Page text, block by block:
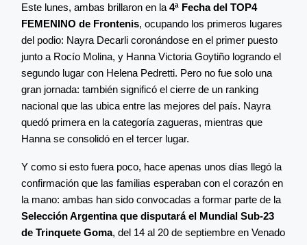
Este lunes, ambas brillaron en la 4ª Fecha del TOP4
FEMENINO de Frontenis, ocupando los primeros lugares
del podio: Nayra Decarli coronándose en el primer puesto
junto a Rocío Molina, y Hanna Victoria Goytiño logrando el
segundo lugar con Helena Pedretti. Pero no fue solo una
gran jornada: también significó el cierre de un ranking
nacional que las ubica entre las mejores del país. Nayra
quedó primera en la categoría zagueras, mientras que
Hanna se consolidó en el tercer lugar.
Y como si esto fuera poco, hace apenas unos días llegó la
confirmación que las familias esperaban con el corazón en
la mano: ambas han sido convocadas a formar parte de la
Selección Argentina que disputará el Mundial Sub-23
de Trinquete Goma, del 14 al 20 de septiembre en Venado